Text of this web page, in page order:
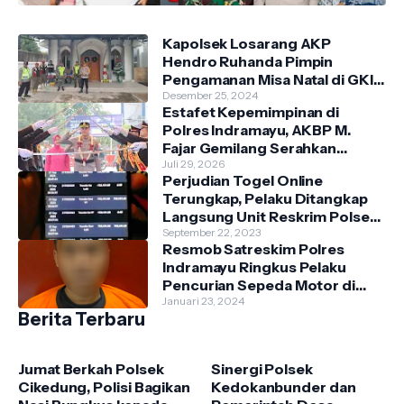
Kapolsek Losarang AKP
Hendro Ruhanda Pimpin
Pengamanan Misa Natal di GKI
Krimun
Desember 25, 2024
Estafet Kepemimpinan di
Polres Indramayu, AKBP M.
Fajar Gemilang Serahkan
Tongkat Komando Kepada
AKBP Prianggo. P.M.
Juli 29, 2026
Perjudian Togel Online
Terungkap, Pelaku Ditangkap
Langsung Unit Reskrim Polsek
Anjatan di Teras Rumah
September 22, 2023
Resmob Satreskim Polres
Indramayu Ringkus Pelaku
Pencurian Sepeda Motor di
Dusun Tenong, Kecamatan
Januari 23, 2024
Berita Terbaru
Jumat Berkah Polsek
Cikedung, Polisi Bagikan
Sinergi Polsek
Kedokanbunder dan